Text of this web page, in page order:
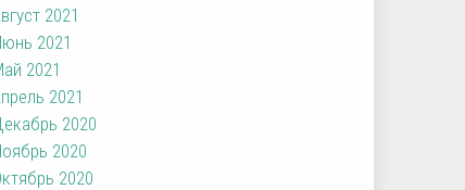
2021
2021
2021
2021
2020
2020
2020